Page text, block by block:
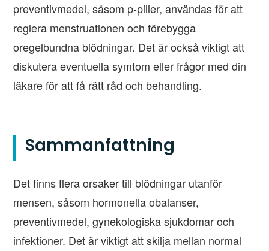
preventivmedel, såsom p-piller, användas för att
reglera menstruationen och förebygga
oregelbundna blödningar. Det är också viktigt att
diskutera eventuella symtom eller frågor med din
läkare för att få rätt råd och behandling.
Sammanfattning
Det finns flera orsaker till blödningar utanför
mensen, såsom hormonella obalanser,
preventivmedel, gynekologiska sjukdomar och
infektioner. Det är viktigt att skilja mellan normal